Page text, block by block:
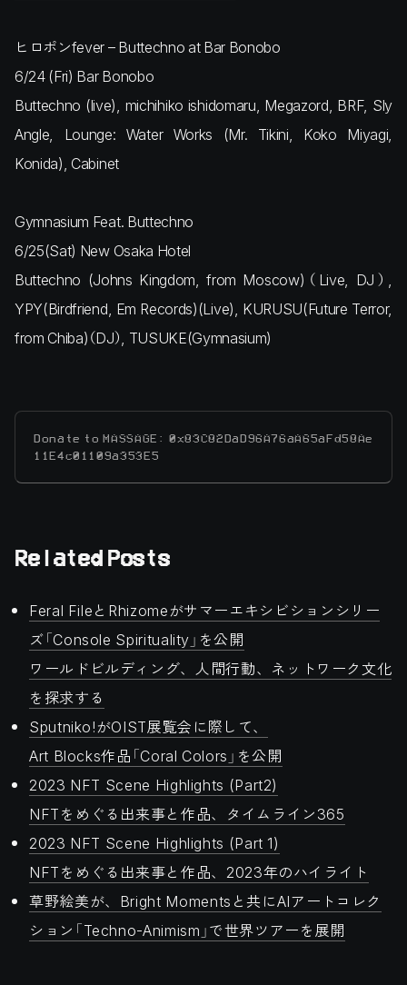
ヒロポンfever – Buttechno at Bar Bonobo
6/24 (Fri) Bar Bonobo
Buttechno (live), michihiko ishidomaru, Megazord, BRF, Sly
Angle, Lounge: Water Works (Mr. Tikini, Koko Miyagi,
Konida), Cabinet
Gymnasium Feat. Buttechno
6/25(Sat) New Osaka Hotel
Buttechno (Johns Kingdom, from Moscow)（Live, DJ）,
YPY(Birdfriend, Em Records)(Live), KURUSU(Future Terror,
from Chiba)（DJ）, TUSUKE(Gymnasium)
Donate to MASSAGE: 0x83C82DaD96A76aA65aFd58Ae
11E4c01109a353E5
Related Posts
Feral FileとRhizomeがサマーエキシビションシリー
ズ「Console Spirituality」を公開
ワールドビルディング、人間行動、ネットワーク文化
を探求する
Sputniko!がOIST展覧会に際して、
Art Blocks作品「Coral Colors」を公開
2023 NFT Scene Highlights (Part2)
NFTをめぐる出来事と作品、タイムライン365
2023 NFT Scene Highlights (Part 1)
NFTをめぐる出来事と作品、2023年のハイライト
草野絵美が、Bright Momentsと共にAIアートコレク
ション「Techno-Animism」で世界ツアーを展開